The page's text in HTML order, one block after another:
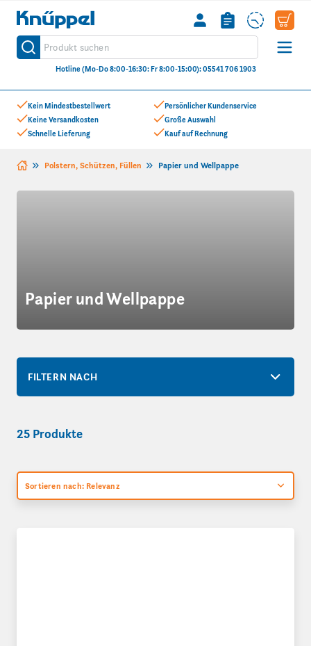
Kein Mindestbestellwert
Keine Versandkosten
Schnelle Lieferung
Persönlicher Kundenservice
Große Auswahl
Kauf auf Rechnung
Knüppel
Produkt suchen
Suche
Hotline (Mo-Do 8:00-16:30: Fr 8:00-15:00): 05541 706 1903
Zum Inhalt springen
Polstern, Schützen, Füllen Papier und Wellpappe
Papier und Wellpappe
FILTERN NACH
25 Produkte
Sortieren nach: Relevanz